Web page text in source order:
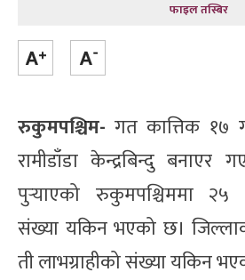
फाइल तस्बिर
रुकुमपश्चिम- गत कात्तिक १७
रामीडाँडा केन्द्रबिन्दु
पुर्‍याएको रुकुमपश्चिममा २५
संख्या यकिन भएको छ।
ती लाभग्राहीको संख्या यकिन